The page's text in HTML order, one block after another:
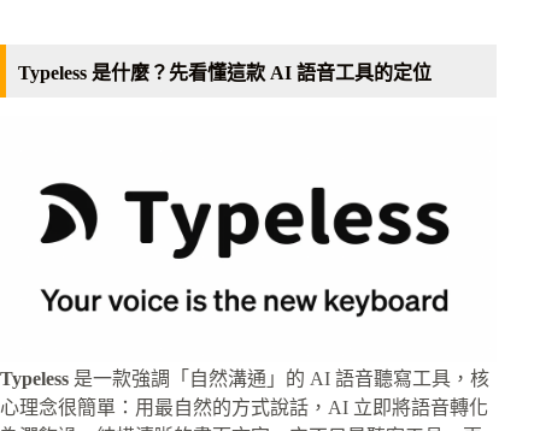
Typeless 是什麼？先看懂這款 AI 語音工具的定位
Typeless 是一款強調「自然溝通」的 AI 語音聽寫工具，核
心理念很簡單：用最自然的方式說話，AI 立即將語音轉化